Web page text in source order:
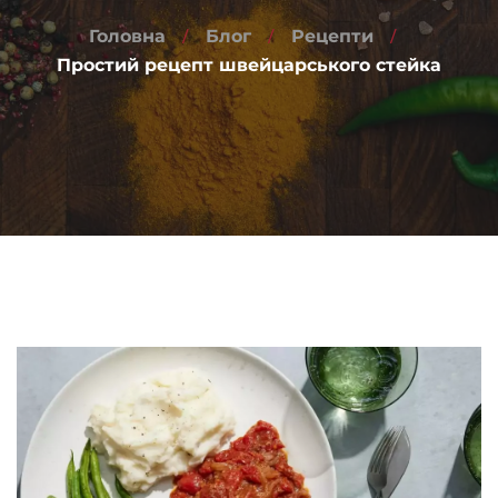
Головна Блог
Рецепти
Простий рецепт швейцарського стейка